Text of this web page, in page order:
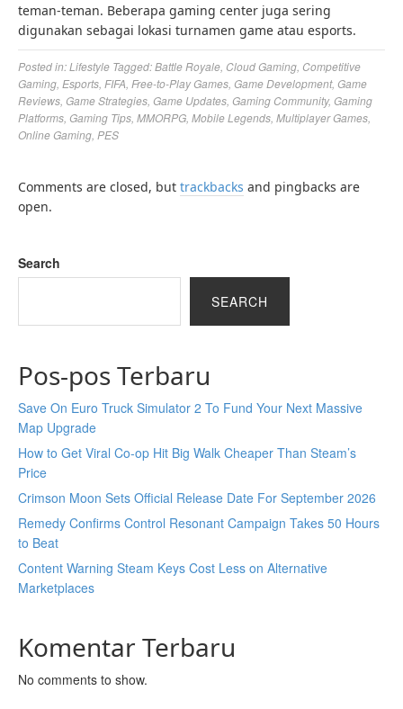
teman-teman. Beberapa gaming center juga sering
digunakan sebagai lokasi turnamen game atau esports.
Posted in:Lifestyle Tagged:Battle Royale Cloud Gaming Competitive
Gaming Esports FIFA Free-to-Play Games Game Development, Game
Reviews Game Strategies Game Updates Gaming Community, Gaming
Platforms Gaming Tips MMORPG Mobile Legends Multiplayer Games
Online Gaming PES
Comments are closed, but trackbacks and pingbacks are
open.
Search
SEARCH
Pos-pos Terbaru
Save On Euro Truck Simulator 2 To Fund Your Next Massive
Map Upgrade
How to Get Viral Co-op Hit Big Walk Cheaper Than Steam’s
Price
Crimson Moon Sets Official Release Date For September 2026
Remedy Confirms Control Resonant Campaign Takes 50 Hours
to Beat
Content Warning Steam Keys Cost Less on Alternative
Marketplaces
Komentar Terbaru
No comments to show.